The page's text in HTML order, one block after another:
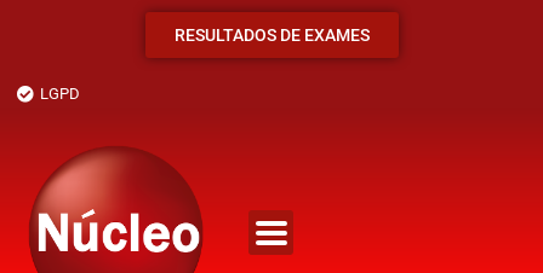
RESULTADOS DE EXAMES
LGPD